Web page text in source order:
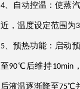
4、 自动控温：使蒸
近，温度设定范围为
5、预热功能：启动
至 90℃后维持10min
后液温逐渐降至75℃